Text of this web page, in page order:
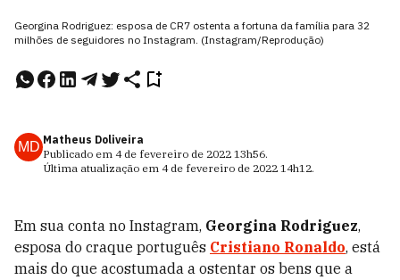
Georgina Rodriguez: esposa de CR7 ostenta a fortuna da família para 32
milhões de seguidores no Instagram. (Instagram/Reprodução)
MD Matheus Doliveira
Publicado em 4 de fevereiro de 2022 13h56.
Última atualização em 4 de fevereiro de 2022 14h12.
Em sua conta no Instagram, Georgina Rodriguez,
esposa do craque português Cristiano Ronaldo, está
mais do que acostumada a ostentar os bens que a